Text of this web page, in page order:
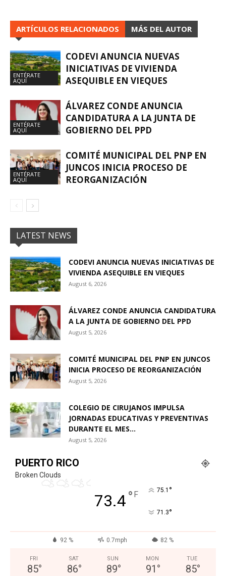
ARTÍCULOS RELACIONADOS MÁS DEL AUTOR
ENTÉRATE
AQUÍ
CODEVI ANUNCIA NUEVAS
INICIATIVAS DE VIVIENDA
ASEQUIBLE EN VIEQUES
ENTÉRATE
AQUÍ
ÁLVAREZ CONDE ANUNCIA
CANDIDATURA A LA JUNTA DE
GOBIERNO DEL PPD
ENTÉRATE
AQUÍ
COMITÉ MUNICIPAL DEL PNP EN
JUNCOS INICIA PROCESO DE
REORGANIZACIÓN
LATEST NEWS
CODEVI ANUNCIA NUEVAS INICIATIVAS DE
VIVIENDA ASEQUIBLE EN VIEQUES
August 6, 2026
ÁLVAREZ CONDE ANUNCIA CANDIDATURA
A LA JUNTA DE GOBIERNO DEL PPD
August 5, 2026
COMITÉ MUNICIPAL DEL PNP EN JUNCOS
INICIA PROCESO DE REORGANIZACIÓN
August 5, 2026
COLEGIO DE CIRUJANOS IMPULSA
JORNADAS EDUCATIVAS Y PREVENTIVAS
DURANTE EL MES...
August 5, 2026
PUERTO RICO
Broken Clouds
73.4° F 75.1 °
71.3°
92 % 0.7mph 82 %
FRI
85°
SAT
86°
SUN
89°
MON
91 °
TUE
85°